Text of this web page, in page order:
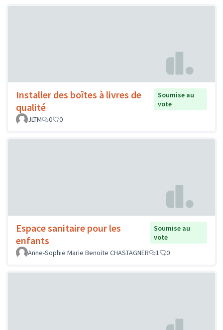
Installer des boîtes à livres de
qualité
Soumise au
vote
JLTM
0 0
Espace sanitaire pour les
enfants
Soumise au
vote
Anne-Sophie Marie Benoite CHASTAGNER
1 0